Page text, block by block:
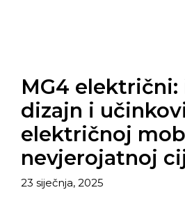
MG4
dizajn i
električnoj
nevjerojatnoj
23 siječnja, 2025